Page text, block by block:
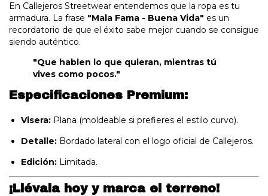
En Callejeros Streetwear entendemos que la ropa es tu
armadura. La frase "Mala Fama - Buena Vida" es un
recordatorio de que el éxito sabe mejor cuando se consigue
siendo auténtico.
"Que hablen lo que quieran, mientras tú
vives como pocos."
Especificaciones Premium:
Visera: Plana (moldeable si prefieres el estilo curvo).
Detalle: Bordado lateral con el logo oficial de Callejeros.
Edición: Limitada.
¡Llévala hoy y marca el terreno!